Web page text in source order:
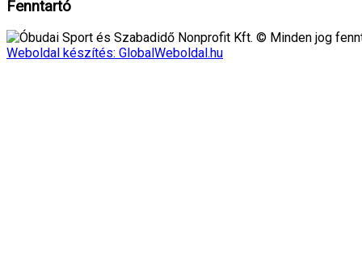
Fenntartó
Óbudai Sport és Szabadidő Nonprofit Kft. © Minden jog
Weboldal készítés: GlobalWeboldal.hu